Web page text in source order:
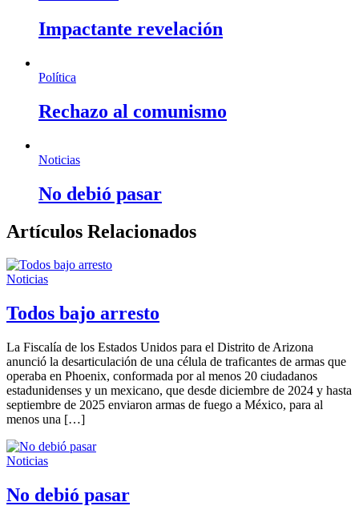
Impactante revelación
Política
Rechazo al comunismo
Noticias
No debió pasar
Artículos Relacionados
Noticias
Todos bajo arresto
La Fiscalía de los Estados Unidos para el Distrito de Arizona
anunció la desarticulación de una célula de traficantes de armas que
operaba en Phoenix, conformada por al menos 20 ciudadanos
estadunidenses y un mexicano, que desde diciembre de 2024 y hasta
septiembre de 2025 enviaron armas de fuego a México, para al
menos una […]
Noticias
No debió pasar